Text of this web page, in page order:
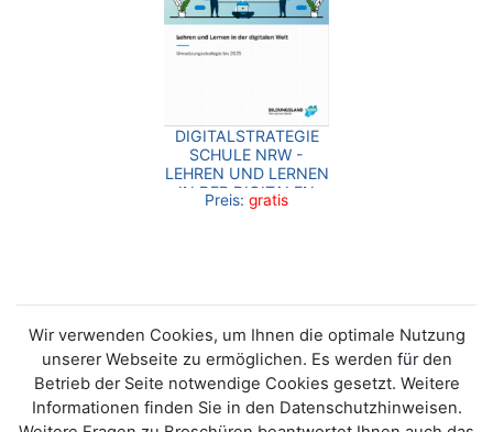
DIGITALSTRATEGIE
SCHULE NRW -
LEHREN UND LERNEN
IN DER DIGITALEN
WELT
Preis: gratis
Wir verwenden Cookies, um Ihnen die optimale Nutzung
unserer Webseite zu ermöglichen. Es werden für den
Betrieb der Seite notwendige Cookies gesetzt. Weitere
Informationen finden Sie in den Datenschutzhinweisen.